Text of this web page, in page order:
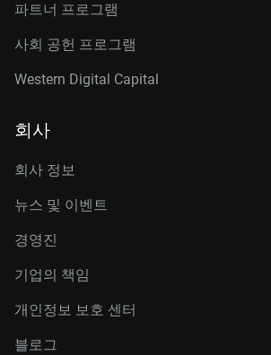
파트너 프로그램
사회 공헌 프로그램
Western Digital Capital
회사
회사 정보
뉴스 및 이벤트
경영진
기업의 책임
개인정보 보호 센터
블로그